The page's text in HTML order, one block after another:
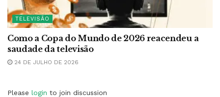
TELEVISÃO
Como a Copa do Mundo de 2026 reacendeu a
saudade da televisão
24 DE JULHO DE 2026
Please login to join discussion